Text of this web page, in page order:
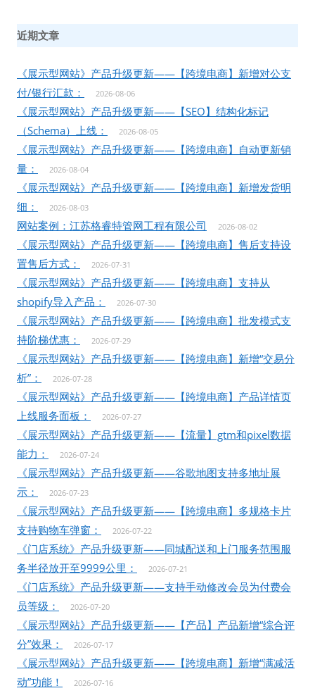
近期文章
《展示型网站》产品升级更新——【跨境电商】新增对公支
付/银行汇款：
2026-08-06
《展示型网站》产品升级更新——【SEO】结构化标记
（Schema）上线：
2026-08-05
《展示型网站》产品升级更新——【跨境电商】自动更新销
量：
2026-08-04
《展示型网站》产品升级更新——【跨境电商】新增发货明
细：
2026-08-03
网站案例：江苏格睿特管网工程有限公司 2026-08-02
《展示型网站》产品升级更新——【跨境电商】售后支持设
置售后方式：
2026-07-31
《展示型网站》产品升级更新——【跨境电商】支持从
shopify导入产品：
2026-07-30
《展示型网站》产品升级更新——【跨境电商】批发模式支
持阶梯优惠：
2026-07-29
《展示型网站》产品升级更新——【跨境电商】新增“交易分
析”：
2026-07-28
《展示型网站》产品升级更新——【跨境电商】产品详情页
上线服务面板：
2026-07-27
《展示型网站》产品升级更新——【流量】gtm和pixel数据
能力：
2026-07-24
《展示型网站》产品升级更新——谷歌地图支持多地址展
示：
2026-07-23
《展示型网站》产品升级更新——【跨境电商】多规格卡片
支持购物车弹窗：
2026-07-22
《门店系统》产品升级更新——同城配送和上门服务范围服
务半径放开至9999公里：
2026-07-21
《门店系统》产品升级更新——支持手动修改会员为付费会
员等级：
2026-07-20
《展示型网站》产品升级更新——【产品】产品新增“综合评
分”效果：
2026-07-17
《展示型网站》产品升级更新——【跨境电商】新增“满减活
动”功能！
2026-07-16